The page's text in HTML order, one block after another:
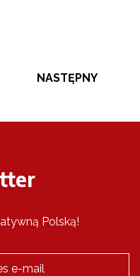
NASTĘPNY
Polską!